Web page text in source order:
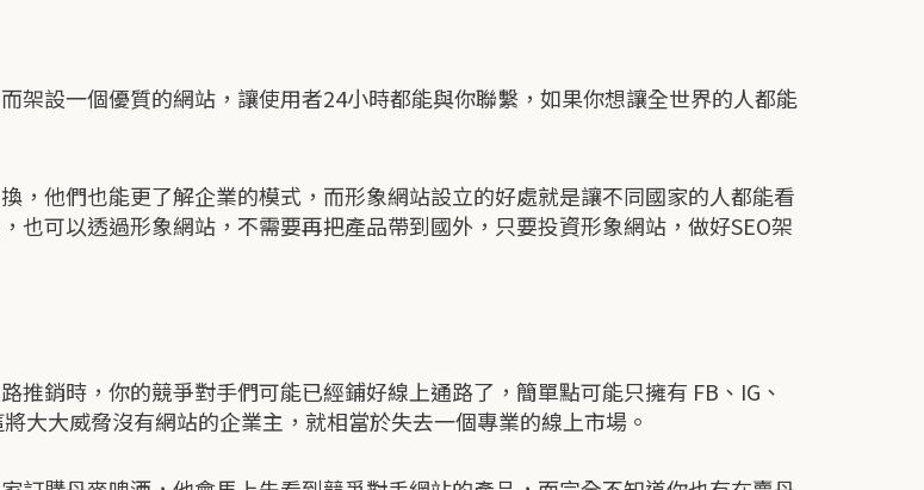
架設一個優質的網站，讓使用者24小時都能與你聯繫，如果你想讓全世界的人都能
，他們也能更了解企業的模式，而形象網站設立的好處就是讓不同國家的人都能看
也可以透過形象網站，不需要再把產品帶到國外，只要投資形象網站，做好SEO架
銷時，你的競爭對手們可能已經鋪好線上通路了，簡單點可能只擁有 FB、IG、
大大威脅沒有網站的企業主，就相當於失去一個專業的線上市場。